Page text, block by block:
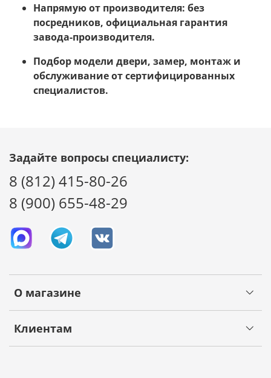
Напрямую от производителя: без
посредников, официальная гарантия
завода-производителя.
Подбор модели двери, замер, монтаж и
обслуживание от сертифицированных
специалистов.
О магазине
Клиентам
Задайте вопросы специалисту:
8 (812) 415-80-26
8 (900) 655-48-29